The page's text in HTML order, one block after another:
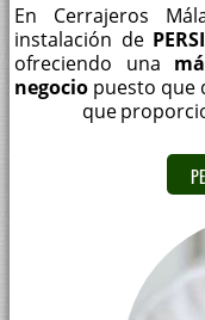
En Cerrajeros
instalación de
ofreciendo una
negocio puesto que
que